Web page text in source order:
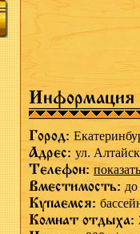
Информация
Город:
Адрес: ул.
Телефон: показать
Вместимость:
Купаемся:
Комнат отдыха: